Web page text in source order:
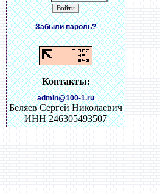
Забыли пароль?
Контакты:
admin@100-1.ru
Беляев Сергей Николаевич
ИНН 246305493507